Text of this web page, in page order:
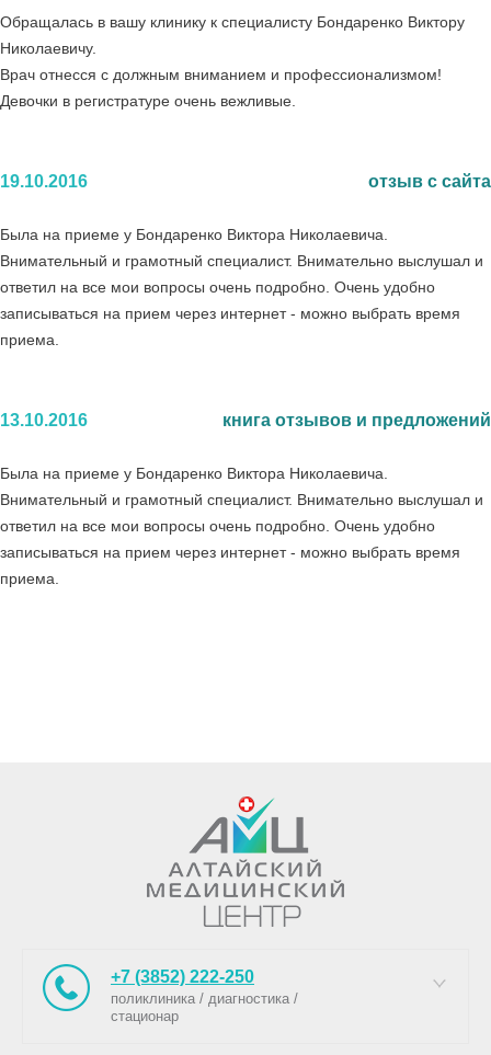
Обращалась в вашу клинику к специалисту Бондаренко Виктору
Николаевичу.
Врач отнесся с должным вниманием и профессионализмом!
Девочки в регистратуре очень вежливые.
19.10.2016 отзыв с сайта
Была на приеме у Бондаренко Виктора Николаевича.
Внимательный и грамотный специалист. Внимательно выслушал и
ответил на все мои вопросы очень подробно. Очень удобно
записываться на прием через интернет - можно выбрать время
приема.
13.10.2016 книга отзывов и предложений
Была на приеме у Бондаренко Виктора Николаевича.
Внимательный и грамотный специалист. Внимательно выслушал и
ответил на все мои вопросы очень подробно. Очень удобно
записываться на прием через интернет - можно выбрать время
приема.
+7 (3852) 222-250
поликлиника / диагностика /
стационар